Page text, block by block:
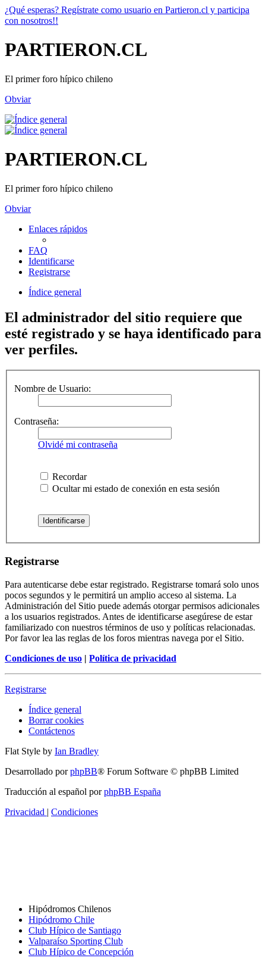
¿Qué esperas? Regístrate como usuario en Partieron.cl y participa
con nosotros!!
PARTIERON.CL
El primer foro hípico chileno
Obviar
PARTIERON.CL
El primer foro hípico chileno
Obviar
Enlaces rápidos
FAQ
Identificarse
Registrarse
Índice general
El administrador del sitio requiere que
esté registrado y se haya identificado para
ver perfiles.
Nombre de Usuario:
Contraseña:
Olvidé mi contraseña
Recordar
Ocultar mi estado de conexión en esta sesión
Registrarse
Para autenticarse debe estar registrado. Registrarse tomará solo unos
pocos segundos y le permitirá un amplio acceso al sistema. La
Administración del Sitio puede además otorgar permisos adicionales
a los usuarios registrados. Antes de identificarse asegúrese de estar
familiarizado con nuestros términos de uso y políticas relacionadas.
Por favor lea las reglas de los foros mientras navega por el Sitio.
Condiciones de uso | Política de privacidad
Registrarse
Índice general
Borrar cookies
Contáctenos
Flat Style by Ian Bradley
Desarrollado porphpBB® Forum Software © phpBB Limited
Traducción al español porphpBB España
Privacidad | Condiciones
Hipódromos Chilenos
Hipódromo Chile
Club Hípico de Santiago
Valparaíso Sporting Club
Club Hípico de Concepción